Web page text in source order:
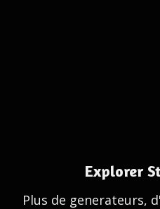
Explorer
Plus de generateurs,